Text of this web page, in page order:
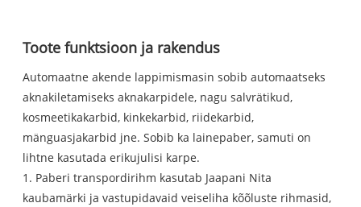
Toote funktsioon ja rakendus
Automaatne akende lappimismasin sobib automaatseks
aknakiletamiseks aknakarpidele, nagu salvrätikud,
kosmeetikakarbid, kinkekarbid, riidekarbid,
mänguasjakarbid jne. Sobib ka lainepaber, samuti on
lihtne kasutada erikujulisi karpe.
1. Paberi transpordirihm kasutab Jaapani Nita
kaubamärki ja vastupidavaid veiseliha kõõluste rihmasid,